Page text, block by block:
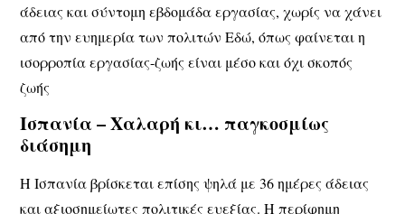
άδειας και σύντομη εβδομάδα εργασίας, χωρίς να χάνει
από την ευημερία των πολιτών Εδώ, όπως φαίνεται η
ισορροπία εργασίας-ζωής είναι μέσο και όχι σκοπός
ζωής
Ισπανία – Χαλαρή κι… παγκοσμίως
διάσημη
Η Ισπανία βρίσκεται επίσης ψηλά με 36 ημέρες άδειας
και αξιοσημείωτες πολιτικές ευεξίας. Η περίφημη